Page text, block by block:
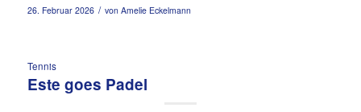
26. Februar 2026 / von Amelie Eckelmann
Tennis
Este goes Padel